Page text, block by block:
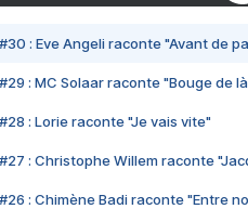
#30 : Eve Angeli raconte "Avant de
#29 : MC Solaar raconte "Bouge de
#28 : Lorie raconte "Je vais vite"
#27 : Christophe Willem raconte
#26 : Chimène Badi raconte "Entre